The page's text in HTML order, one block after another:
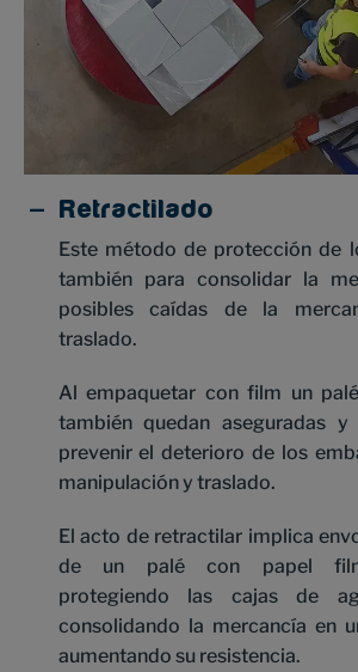
Retractilado
Este método de protección de
también para consolidar la
posibles caídas de la
traslado.
Al empaquetar con film un
también quedan aseguradas
prevenir el deterioro de los
manipulación y traslado.
El acto de retractilar implica
de un palé con papel film
protegiendo las cajas de
consolidando la mercancía en
aumentando su resistencia.